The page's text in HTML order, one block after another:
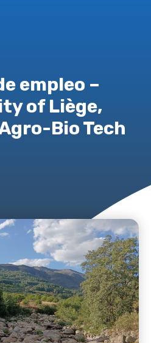
empleo –
of Liège,
Bio Tech